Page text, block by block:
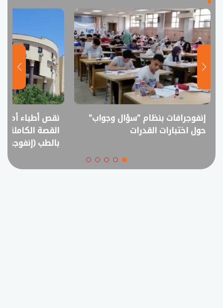
إنفوجرافات بنظام "سؤال وجواب"
حول اختبارات القدرات
نقص أطباء أم
القصة الكاملة
بالطب